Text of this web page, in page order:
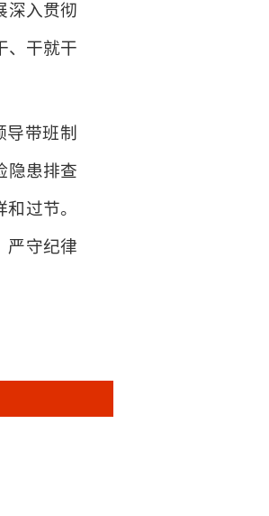
深入贯彻
、干就干
带班制
隐患排查
过节。
严守纪律